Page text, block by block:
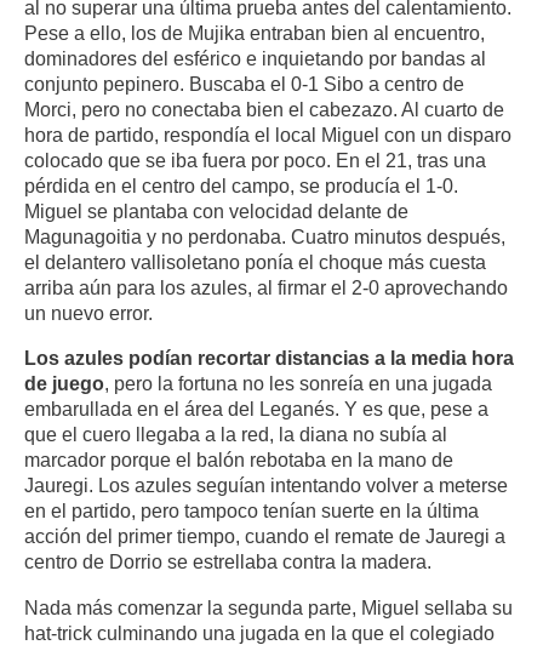
al no superar una última prueba antes del calentamiento.
Pese a ello, los de Mujika entraban bien al encuentro,
dominadores del esférico e inquietando por bandas al
conjunto pepinero. Buscaba el 0-1 Sibo a centro de
Morci, pero no conectaba bien el cabezazo. Al cuarto de
hora de partido, respondía el local Miguel con un disparo
colocado que se iba fuera por poco. En el 21, tras una
pérdida en el centro del campo, se producía el 1-0.
Miguel se plantaba con velocidad delante de
Magunagoitia y no perdonaba. Cuatro minutos después,
el delantero vallisoletano ponía el choque más cuesta
arriba aún para los azules, al firmar el 2-0 aprovechando
un nuevo error.
Los azules podían recortar distancias a la media hora
de juego, pero la fortuna no les sonreía en una jugada
embarullada en el área del Leganés. Y es que, pese a
que el cuero llegaba a la red, la diana no subía al
marcador porque el balón rebotaba en la mano de
Jauregi. Los azules seguían intentando volver a meterse
en el partido, pero tampoco tenían suerte en la última
acción del primer tiempo, cuando el remate de Jauregi a
centro de Dorrio se estrellaba contra la madera.
Nada más comenzar la segunda parte, Miguel sellaba su
hat-trick culminando una jugada en la que el colegiado